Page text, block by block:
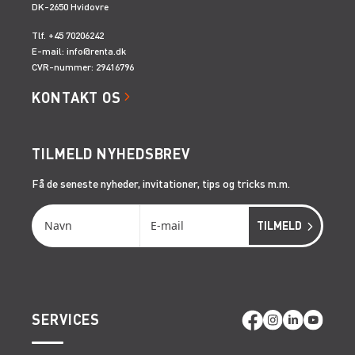
DK-2650 Hvidovre
Tlf. +45 70206242
E-mail: info@renta.dk
CVR-nummer: 29416796
KONTAKT OS
TILMELD NYHEDSBREV
Få de seneste nyheder, invitationer, tips og tricks m.m.
SERVICES